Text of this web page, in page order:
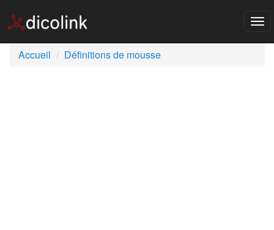
Accueil
Définitions de mousse